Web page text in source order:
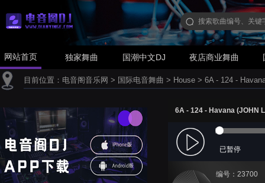
网站首页 独家舞曲 国潮中文DJ 夜店商业舞曲
目前位置： 电音阁音乐网 > 国际电音舞曲 > House > 6A - 124 -
6A - 124 - Havana (JOHN
已暂停
编号：23700